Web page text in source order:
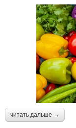
читать дальше →